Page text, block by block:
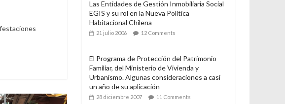
Popular Recent Comment
Rol y funcionamiento de las Entidades de
Gestión Inmobiliaria Social, EGIS.
Las Entidades de Gestión Inmobiliaria Social
EGIS y su rol en la Nueva Política
Habitacional Chilena
21 julio 2006 12 Comments